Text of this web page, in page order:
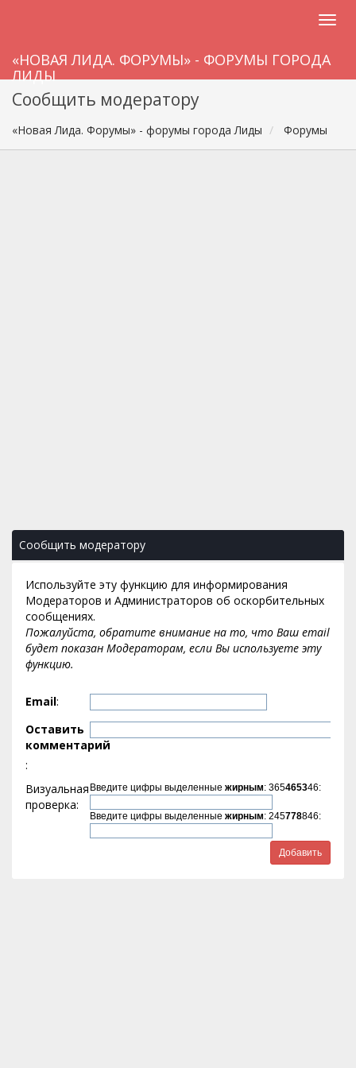
«НОВАЯ ЛИДА. ФОРУМЫ» - ФОРУМЫ ГОРОДА
ЛИДЫ
Сообщить модератору
«Новая Лида. Форумы» - форумы города Лиды Форумы
Сообщить модератору
Используйте эту функцию для информирования
Модераторов и Администраторов об оскорбительных
сообщениях.
Пожалуйста, обратите внимание на то, что Ваш email
будет показан Модераторам, если Вы используете эту
функцию.
Email:
Оставить
комментарий
:
Визуальная
проверка:
Введите цифры выделенные жирным: 365465346:
Введите цифры выделенные жирным: 245778846: